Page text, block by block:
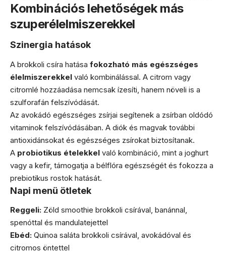
Kombinációs lehetőségek más
szuperélelmiszerekkel
Szinergia hatások
A brokkoli csíra hatása fokozható más egészséges
élelmiszerekkel való kombinálással. A citrom vagy
citromlé hozzáadása nemcsak ízesíti, hanem növeli is a
szulforafán felszívódását.
Az avokádó egészséges zsírjai segítenek a zsírban oldódó
vitaminok felszívódásában. A diók és magvak további
antioxidánsokat és egészséges zsírokat biztosítanak.
A probiotikus ételekkel való kombináció, mint a joghurt
vagy a kefir, támogatja a bélflóra egészségét és fokozza a
prebiotikus rostok hatását.
Napi menü ötletek
Reggeli: Zöld smoothie brokkoli csírával, banánnal,
spenóttal és mandulatejettel
Ebéd: Quinoa saláta brokkoli csírával, avokádóval és
citromos öntettel